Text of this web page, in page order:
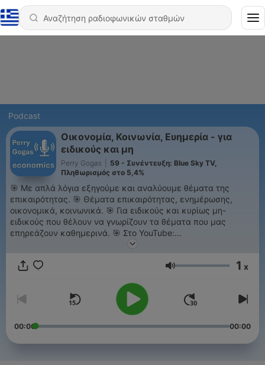
Podcast
Οικονομία, Κοινωνία, Ευημερία - για
ειδικούς και μη
Perry Gogas
59 - Συνέντευξη: Blue Sky TV,
Πληθωρισμός στο 5,4%
🎯 Με απλά λόγια εξηγούμε και αναλύουμε θέματα της
επικαιρότητας. 🎯 Θέματα επικαιρότητας, ενημέρωσης,
οικονομικά, κοινωνικά. 🎯 Για ειδικούς και κυρίως μη-
ειδικούς που θέλουν να γνωρίζουν τα θέματα που μας
επηρεάζουν καθημερινά. 🎯 Στο YouTube:
https://www.youtube.com/PeriklisGogas
Ένταση 1 x
00:00 00:00